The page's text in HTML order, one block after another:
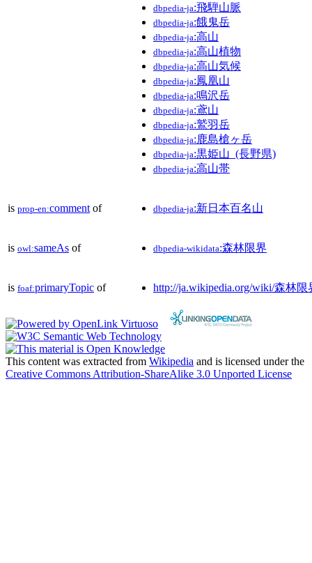
dbpedia-ja:飛騨山脈
dbpedia-ja:餓鬼岳
dbpedia-ja:高山
dbpedia-ja:高山植物
dbpedia-ja:高山気候
dbpedia-ja:鳳凰山
dbpedia-ja:鳴沢岳
dbpedia-ja:鳶山
dbpedia-ja:鷲羽岳
dbpedia-ja:鹿島槍ヶ岳
dbpedia-ja:黒姫山_(長野県)
dbpedia-ja:高山帯
is prop-en:comment of dbpedia-ja:新日本百名山
is owl:sameAs of dbpedia-wikidata:森林限界
is foaf:primaryTopic of http://ja.wikipedia.org/wiki/森林限
This content was extracted from Wikipedia and is licensed under the
Creative Commons Attribution-ShareAlike 3.0 Unported License